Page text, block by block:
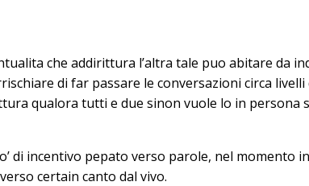
che addirittura l’altra tale puo abitare da
di far passare le conversazioni circa
qualora tutti e due sinon vuole lo in persona
di incentivo pepato verso parole, nel momento
certain canto dal vivo.